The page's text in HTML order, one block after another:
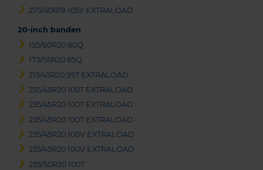
275/40R19 105Y EXTRALOAD
20-inch banden
155/60R20 80Q
175/55R20 85Q
215/45R20 95T EXTRALOAD
235/45R20 100T EXTRALOAD
235/45R20 100T EXTRALOAD
235/45R20 100T EXTRALOAD
235/45R20 100V EXTRALOAD
235/45R20 100V EXTRALOAD
235/50R20 100T